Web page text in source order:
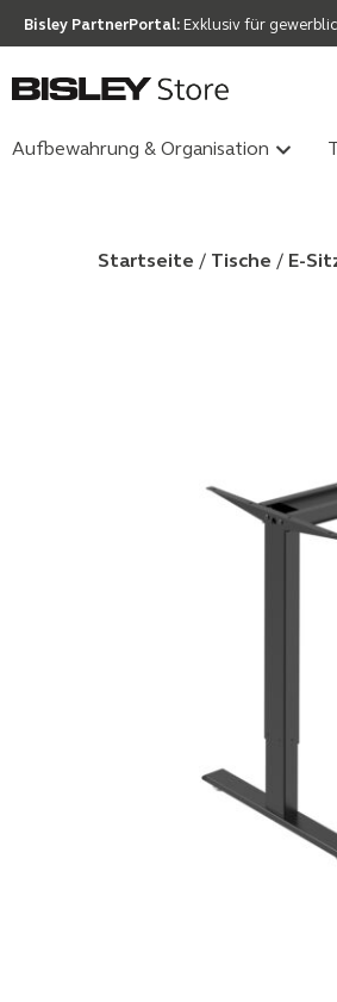
Bisley PartnerPortal: Exklusiv für
Aufbewahrung & Organisation
Startseite / Tische / E-